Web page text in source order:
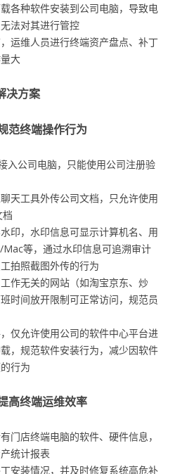
各种软件安装到公司电脑，导致电
法对其进行管控
运维人员进行终端资产盘点、补丁
大
决方案
范终端操作行为
入公司电脑，只能使用公司注册验
天工具外传公司文档，只允许使用
印，水印信息可显示计算机名、用
等，通过水印信息可追溯审计
拍照截图外传的行为
作无关的网站（如淘宝京东、炒
时间放开限制可正常访问，规范员
仅允许使用公司的软件中心平台进
，规范软件安装行为，减少因软件
行为
高终端运维效率
门店终端电脑的软件、硬件信息，
统计报表
安装情况，并及时修复系统高危补